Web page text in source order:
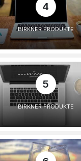
4
BIRKNER PRODUKTE
5
BIRKNER PRODUKTE